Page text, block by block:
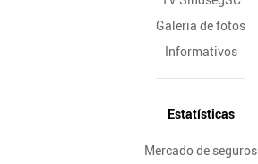
Galeria de fotos
Informativos
Estatísticas
Mercado de seguros